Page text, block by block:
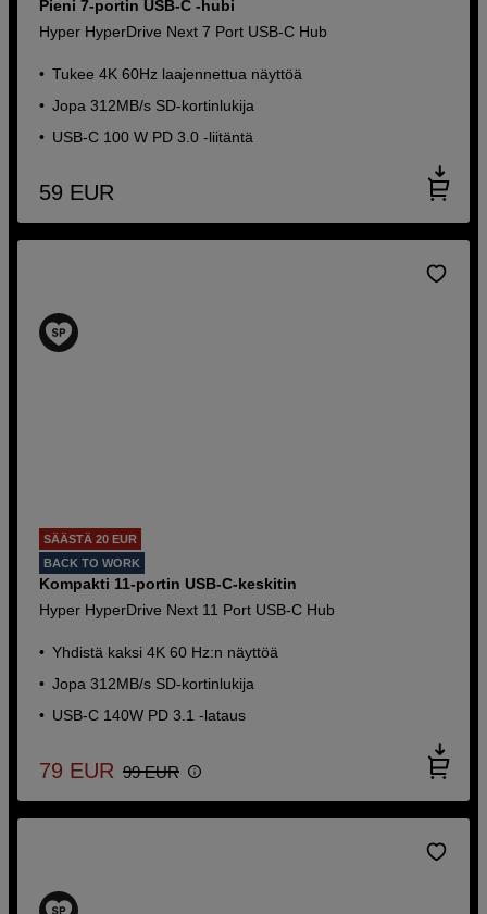
Pieni 7-portin USB-C -hubi
Hyper HyperDrive Next 7 Port USB-C Hub
Tukee 4K 60Hz laajennettua näyttöä
Jopa 312MB/s SD-kortinlukija
USB-C 100 W PD 3.0 -liitäntä
59 EUR
SÄÄSTÄ 20 EUR
BACK TO WORK
Kompakti 11-portin USB-C-keskitin
Hyper HyperDrive Next 11 Port USB-C Hub
Yhdistä kaksi 4K 60 Hz:n näyttöä
Jopa 312MB/s SD-kortinlukija
USB-C 140W PD 3.1 -lataus
79 EUR 99 EUR